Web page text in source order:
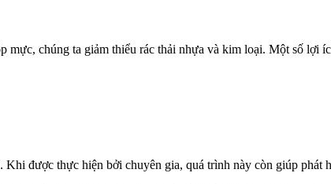
chúng ta giảm thiểu rác thải nhựa và kim loại. Một số lợi
được thực hiện bởi chuyên gia, quá trình này còn giúp phát